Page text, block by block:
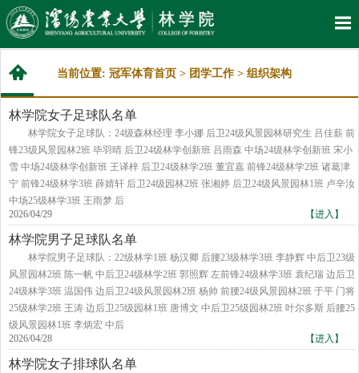
当前位置: 冠军体育首页 > 团学工作> 组织架构
林学院女子足球队名单
林学院女子足球队：24级森林经理 李小娜 后卫24级风景园林研究生 吕佳薪 前
锋23级风景园林2班 毕羽晴 后卫​24级林学创新班 吕雨森 中场24级林学创新班 宋小
雪 中场24级林学创新班 王译梓 后卫24级林学2班 董宜嘉 前锋24级林学2班 诸葛津
宁 前锋24级林学3班 薛婧轩 后卫24级园林2班 张湘婷 后卫24级风景园林1班 卢辛汝
中场25级林学3班 王雨梦 后
【进入】
2026/04/29
林学院男子足球队名单
林学院男子足球队：22级林学1班 杨汉卿 后腰23级林学3班 李静辉 中后卫23级
风景园林2班 陈一帆 中后卫24级林学2班 郭照辉 左前锋24级林学3班 袁纪瑞 边后卫
24级林学3班 温国伟 边后卫24级风景园林2班 杨帅 前腰24级风景园林2班 于平 门将
25级林学2班 王涛 边后卫25级园林1班 唐博文 中后卫25级园林2班 叶尔多斯 后腰25
级风景园林1班 李炳宏 中后
【进入】
2026/04/28
林学院女子排球队名单